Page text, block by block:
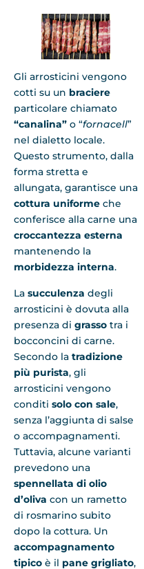
Gli arrosticini vengono
cotti su un braciere
particolare chiamato
“canalina” o “fornacell”
nel dialetto locale.
Questo strumento, dalla
forma stretta e
allungata, garantisce una
cottura uniforme che
conferisce alla carne una
croccantezza esterna
mantenendo la
morbidezza interna.
La succulenza degli
arrosticini è dovuta alla
presenza di grasso tra i
bocconcini di carne.
Secondo la tradizione
più purista, gli
arrosticini vengono
conditi solo con sale,
senza l’aggiunta di salse
o accompagnamenti.
Tuttavia, alcune varianti
prevedono una
spennellata di olio
d’oliva con un rametto
di rosmarino subito
dopo la cottura. Un
accompagnamento
tipico è il pane grigliato,